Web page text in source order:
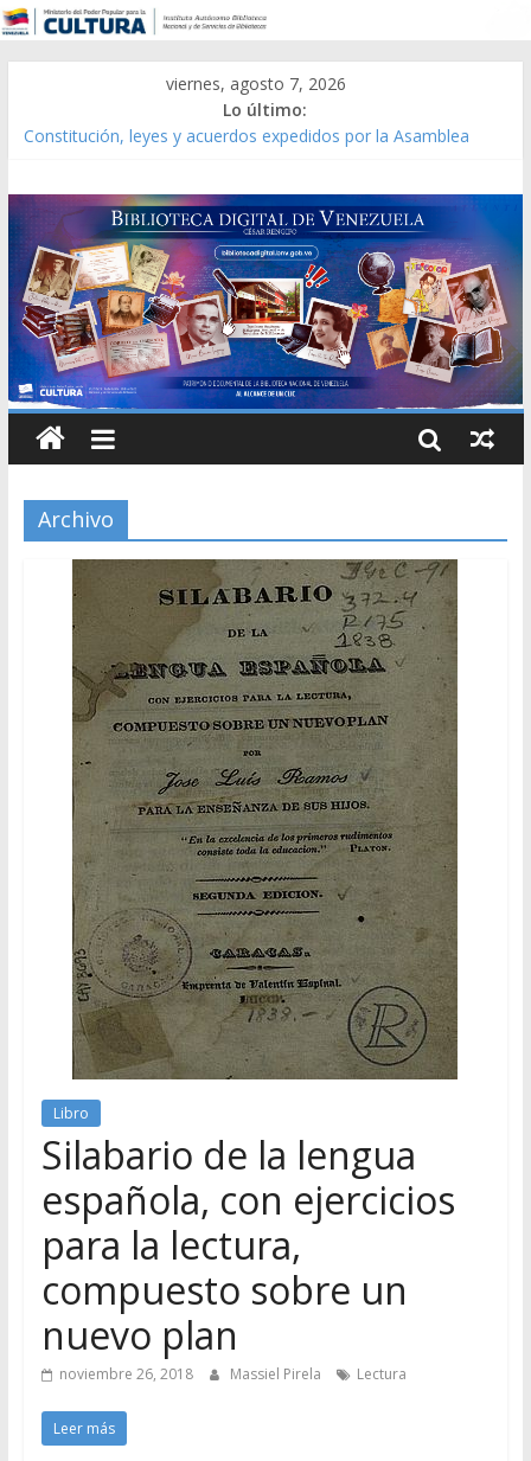
viernes, agosto 7, 2026
Lo último:
Constitución, leyes y acuerdos expedidos por la Asamblea
Modesta Bor Sánchez [material gráfico]
Gaceta Oficial de la República de Venezuela año CXXXIII Mes V,
Caracas 09 de marzo de 2006 N° 38.394
Catálogo temático de obras de Modesta Bor
Archivo
Libro
Silabario de la lengua
española, con ejercicios
para la lectura,
compuesto sobre un
nuevo plan
noviembre 26, 2018 Massiel Pirela Lectura
Leer más